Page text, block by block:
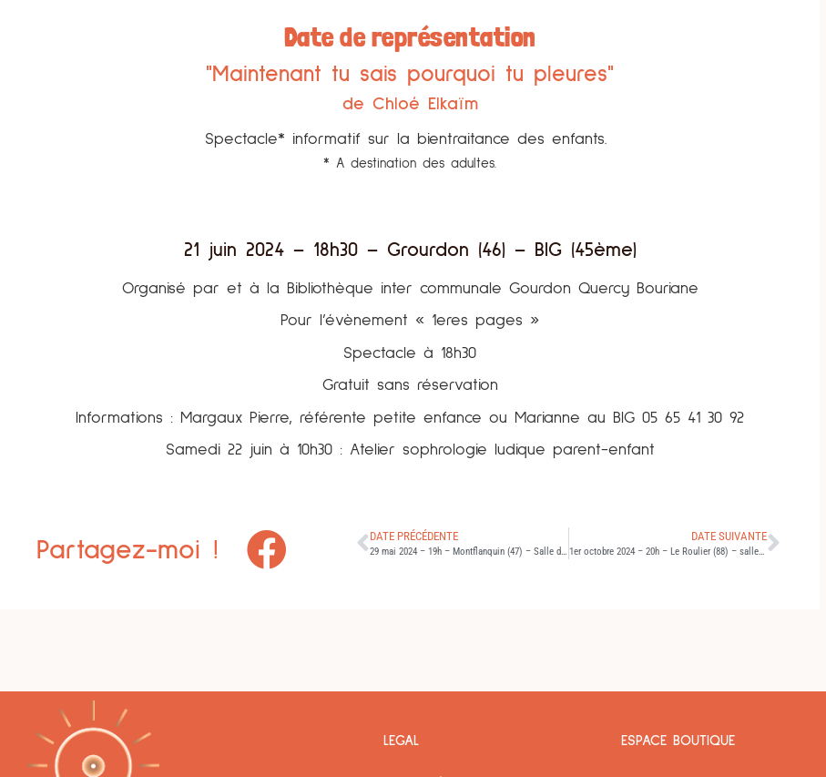
Date de représentation
"Maintenant tu sais pourquoi tu pleures"
de Chloé Elkaïm
Spectacle* informatif sur la bientraitance des enfants.
* A destination des adultes.
21 juin 2024 – 18h30 – Grourdon (46) – BIG (45ème)
Organisé par et à la Bibliothèque inter communale Gourdon Quercy Bouriane
Pour l’évènement « 1eres pages »
Spectacle à 18h30
Gratuit sans réservation
Informations : Margaux Pierre, référente petite enfance ou Marianne au BIG 05 65 41 30 92
Samedi 22 juin à 10h30 : Atelier sophrologie ludique parent-enfant
Partagez-moi !
DATE PRÉCÉDENTE
29 mai 2024 – 19h – Montflanquin (47) – Salle des fêtes (44ème)
DATE SUIVANTE
1er octobre 2024 – 20h – Le Roulier (88) – salle polyvalente (46ème)
LEGAL ESPACE BOUTIQUE